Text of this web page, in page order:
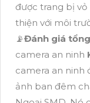
được trang bị
thiện với môi
📡Đánh giá
camera an ninh
camera an ninh
ảnh ban đêm